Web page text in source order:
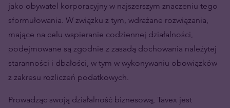
jako obywatel korporacyjny w najszerszym znaczeniu tego
sformułowania. W związku z tym, wdrażane rozwiązania,
mające na celu wspieranie codziennej działalności,
podejmowane są zgodnie z zasadą dochowania należytej
staranności i dbałości, w tym w wykonywaniu obowiązków
z zakresu rozliczeń podatkowych.
Prowadząc swoją działalność biznesową, Tavex jest